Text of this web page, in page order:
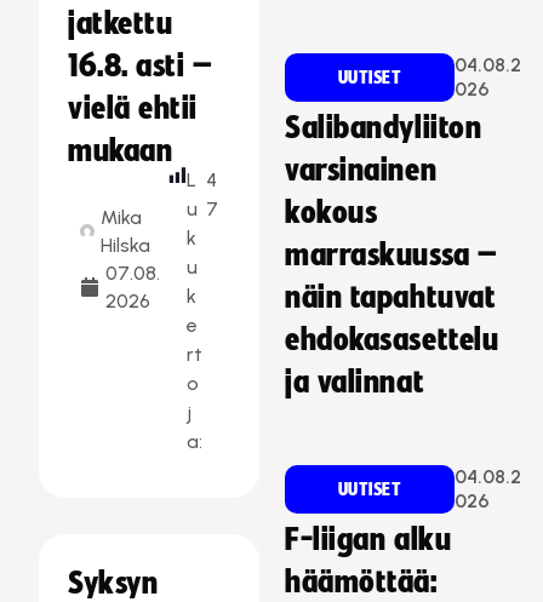
jatkettu
16.8. asti –
vielä ehtii
mukaan
Mika
Hilska
07.08.
2026
L
u
k
u
k
e
rt
o
j
a:
4
7
Syksyn
UUTISET
04.08.2
026
Salibandyliiton
varsinainen
kokous
marraskuussa –
näin tapahtuvat
ehdokasasettelu
ja valinnat
UUTISET
04.08.2
026
F-liigan alku
häämöttää: